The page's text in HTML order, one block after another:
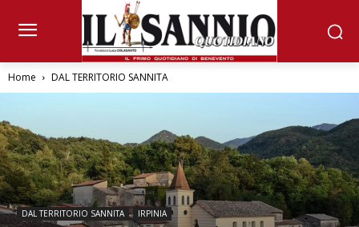
Home DAL TERRITORIO SANNITA
DAL TERRITORIO SANNITA IRPINIA